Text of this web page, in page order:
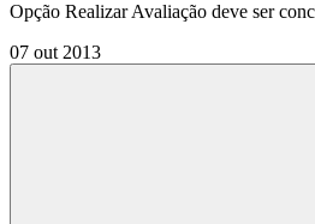
Opção Realizar Avaliação deve ser
07 out 2013